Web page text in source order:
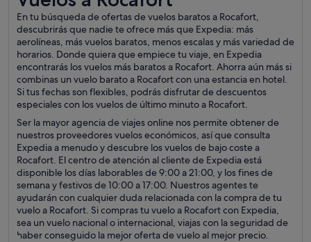
En tu búsqueda de ofertas de vuelos baratos a Rocafort,
descubrirás que nadie te ofrece más que Expedia: más
aerolíneas, más vuelos baratos, menos escalas y más variedad de
horarios. Donde quiera que empiece tu viaje, en Expedia
encontrarás los vuelos más baratos a Rocafort. Ahorra aún más si
combinas un vuelo barato a Rocafort con una estancia en hotel.
Si tus fechas son flexibles, podrás disfrutar de descuentos
especiales con los vuelos de último minuto a Rocafort.
Ser la mayor agencia de viajes online nos permite obtener de
nuestros proveedores vuelos económicos, así que consulta
Expedia a menudo y descubre los vuelos de bajo coste a
Rocafort. El centro de atención al cliente de Expedia está
disponible los días laborables de 9:00 a 21:00, y los fines de
semana y festivos de 10:00 a 17:00. Nuestros agentes te
ayudarán con cualquier duda relacionada con la compra de tu
vuelo a Rocafort. Si compras tu vuelo a Rocafort con Expedia,
sea un vuelo nacional o internacional, viajas con la seguridad de
haber conseguido la mejor oferta de vuelo al mejor precio.